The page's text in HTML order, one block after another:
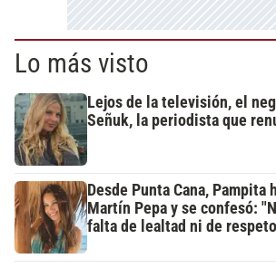
Lo más visto
Lejos de la televisión, el
Señuk, la periodista que
Desde Punta Cana, Pampita
Martín Pepa y se confesó:
falta de lealtad ni de